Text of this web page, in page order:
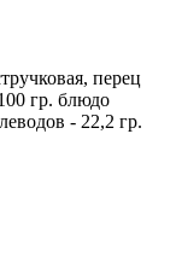
перец
гр. блюдо
- 22,2 гр.